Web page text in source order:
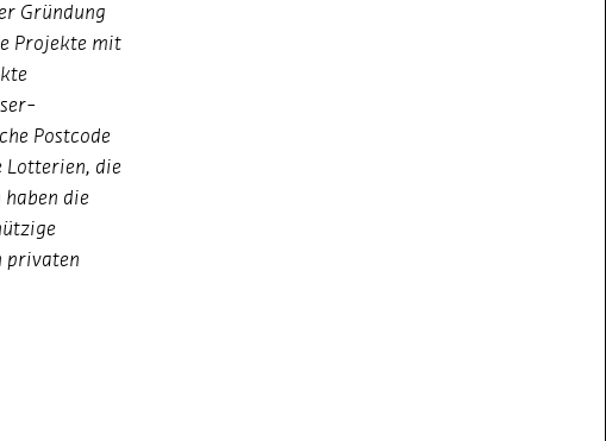
Gründung
Projekte mit
Postcode
Lotterien, die
die
privaten